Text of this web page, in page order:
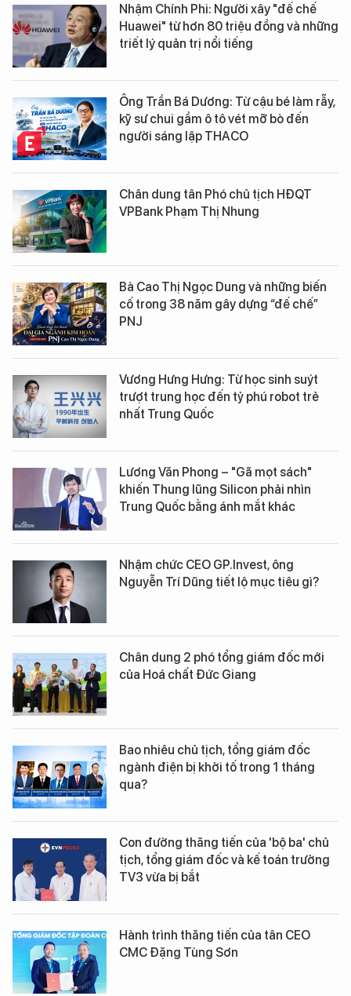
Nhậm Chính Phi: Người xây "đế chế
Huawei" từ hơn 80 triệu đồng và những
triết lý quản trị nổi tiếng
Ông Trần Bá Dương: Từ cậu bé làm rẫy,
kỹ sư chui gầm ô tô vét mỡ bò đến
người sáng lập THACO
Chân dung tân Phó chủ tịch HĐQT
VPBank Phạm Thị Nhung
Bà Cao Thị Ngọc Dung và những biến
cố trong 38 năm gây dựng “đế chế”
PNJ
Vương Hưng Hưng: Từ học sinh suýt
trượt trung học đến tỷ phú robot trẻ
nhất Trung Quốc
Lương Văn Phong – "Gã mọt sách"
khiến Thung lũng Silicon phải nhìn
Trung Quốc bằng ánh mắt khác
Nhậm chức CEO GP.Invest, ông
Nguyễn Trí Dũng tiết lộ mục tiêu gì?
Chân dung 2 phó tổng giám đốc mới
của Hoá chất Đức Giang
Bao nhiêu chủ tịch, tổng giám đốc
ngành điện bị khởi tố trong 1 tháng
qua?
Con đường thăng tiến của 'bộ ba' chủ
tịch, tổng giám đốc và kế toán trưởng
TV3 vừa bị bắt
Hành trình thăng tiến của tân CEO
CMC Đặng Tùng Sơn